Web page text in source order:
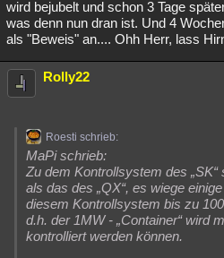
wird bejubelt und schon 3 Tage
was denn nun dran ist. Und 4
als "Beweis" an.... Ohh Herr, lass
Rolly22
Roesti schrieb:
MaPi schrieb:
Zu dem Kontrollsystem des
als das des „QX“, es wiege
diesem Kontrollsystem bis zu
d.h. der 1MW - „Container“ wird
kontrolliert werden können.